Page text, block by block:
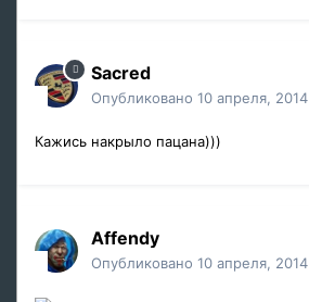
Sacred
Опубликовано 10 апреля, 2014
Кажись накрыло пацана)))
Affendy
Опубликовано 10 апреля, 2014